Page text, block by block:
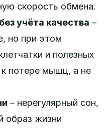
скорость обмена.
учёта качества –
но при этом
и полезных
потере мышц, а не
– нерегулярный сон,
образ жизни